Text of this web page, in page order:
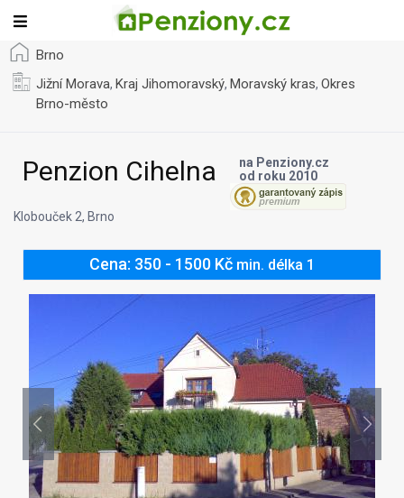
Brno
Jižní Morava, Kraj Jihomoravský, Moravský kras, Okres
Brno-město
Penzion Cihelna
na Penziony.cz
od roku 2010
Klobouček 2, Brno
Cena: 350 - 1500 Kč min. délka 1